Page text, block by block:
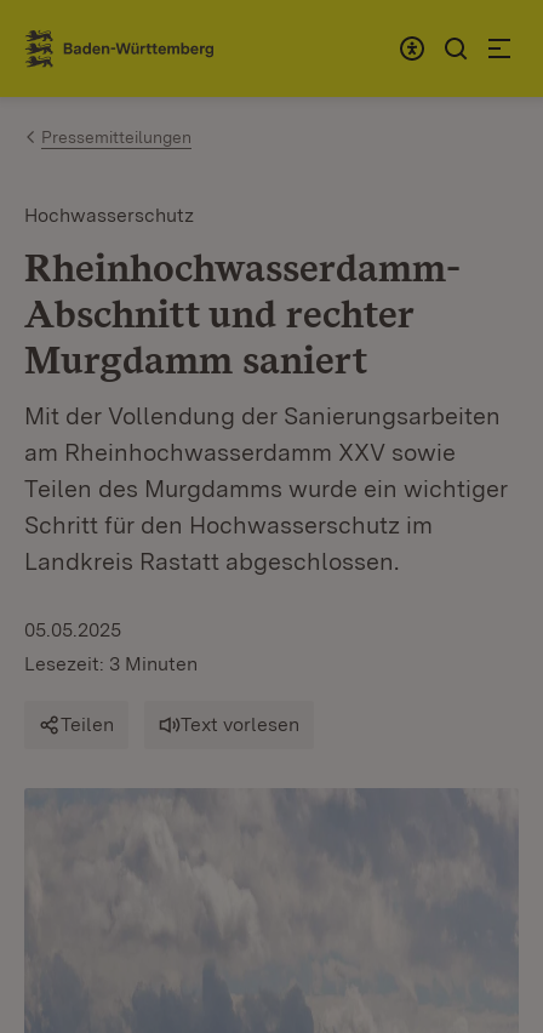
Zum Inhalt springen
Link zur Startseite
Pressemitteilungen
Hochwasserschutz
Rheinhochwasserdamm-
Abschnitt und rechter
Murgdamm saniert
Mit der Vollendung der Sanierungsarbeiten
am Rheinhochwasserdamm XXV sowie
Teilen des Murgdamms wurde ein wichtiger
Schritt für den Hochwasserschutz im
Landkreis Rastatt abgeschlossen.
05.05.2025
Lesezeit: 3 Minuten
Teilen Text vorlesen